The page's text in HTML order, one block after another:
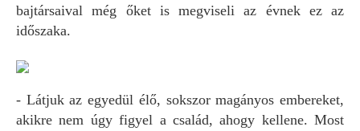
bajtársaival még őket is megviseli az évnek ez az
időszaka.
- Látjuk az egyedül élő, sokszor magányos embereket,
akikre nem úgy figyel a család, ahogy kellene. Most